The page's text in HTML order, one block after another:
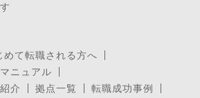
めて転職される方へ
ニュアル
介
拠点一覧
転職成功事例